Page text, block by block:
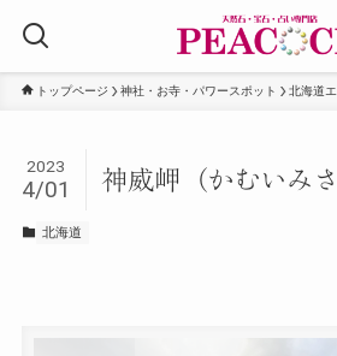
トップページ 神社・お寺・パワースポット 北海道
神威岬（かむいみさ
2023
4/01
北海道